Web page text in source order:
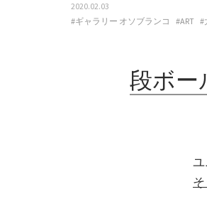
2020.02.03
#ギャラリー オソブランコ
#ART #
段ボー
そ